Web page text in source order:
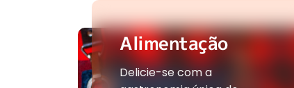
Alimentação
Delicie-se com a